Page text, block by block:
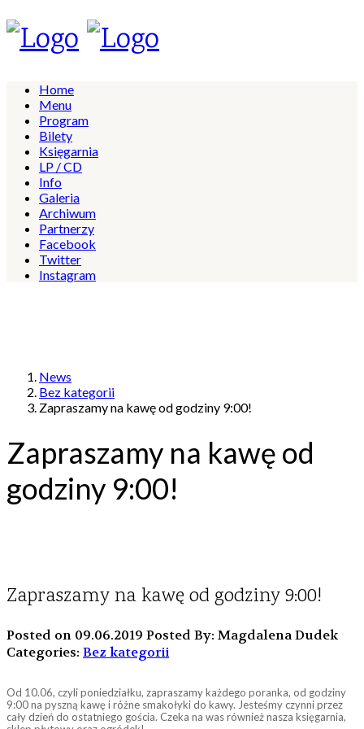
Home
Menu
Program
Bilety
Księgarnia
LP / CD
Info
Galeria
Archiwum
Partnerzy
Facebook
Twitter
Instagram
News
Bez kategorii
Zapraszamy na kawę od godziny 9:00!
Zapraszamy na kawę od
godziny 9:00!
Zapraszamy na kawę od godziny 9:00!
Posted on 09.06.2019 Posted By: Magdalena Dudek
Categories: Bez kategorii
Od 10.06, czyli poniedziałku, zapraszamy każdego poranka, od godziny
9:00 na pyszną kawę i różne smakołyki do kawy. Jesteśmy czynni przez
cały dzień do ostatniego gościa. Czeka na was również nasza księgarnia,